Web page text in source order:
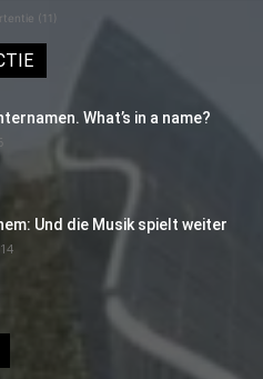
(11)
What’s in a name?
Und die Musik spielt weiter